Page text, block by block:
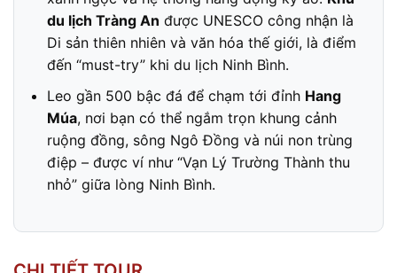
du lịch Tràng An được UNESCO công nhận là
Di sản thiên nhiên và văn hóa thế giới, là điểm
đến “must-try” khi du lịch Ninh Bình.
Leo gần 500 bậc đá để chạm tới đỉnh Hang
Múa, nơi bạn có thể ngắm trọn khung cảnh
ruộng đồng, sông Ngô Đồng và núi non trùng
điệp – được ví như “Vạn Lý Trường Thành thu
nhỏ” giữa lòng Ninh Bình.